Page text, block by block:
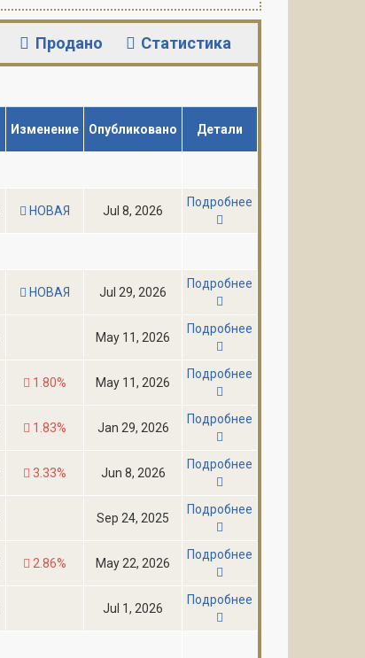
Продано Статистика
Изменение Опубликовано Детали
НОВАЯ Jul 8, 2026
Подробнее
НОВАЯ Jul 29, 2026
Подробнее
May 11, 2026
Подробнее
1.80% May 11, 2026
Подробнее
1.83% Jan 29, 2026
Подробнее
3.33% Jun 8, 2026
Подробнее
Sep 24, 2025
Подробнее
2.86% May 22, 2026
Подробнее
Jul 1, 2026
Подробнее